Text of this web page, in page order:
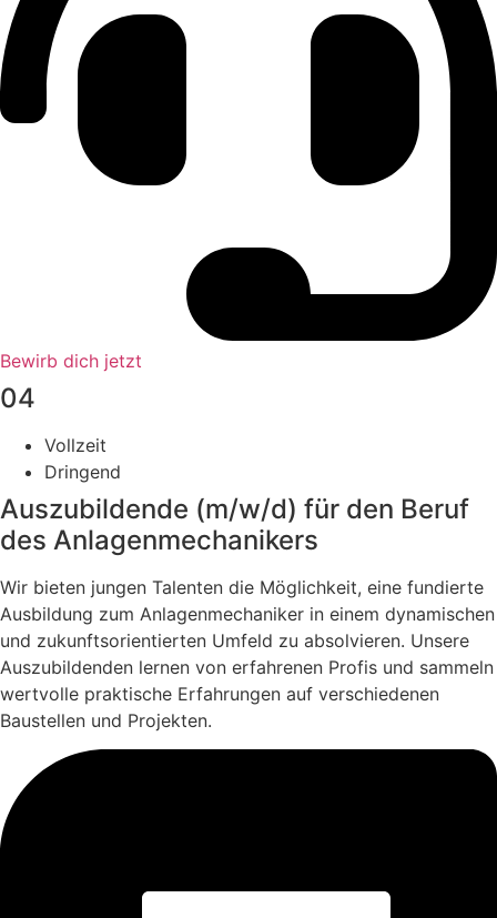
Bewirb dich jetzt
04
Vollzeit
Dringend
Auszubildende (m/w/d) für den Beruf
des Anlagenmechanikers
Wir bieten jungen Talenten die Möglichkeit, eine fundierte
Ausbildung zum Anlagenmechaniker in einem dynamischen
und zukunftsorientierten Umfeld zu absolvieren. Unsere
Auszubildenden lernen von erfahrenen Profis und sammeln
wertvolle praktische Erfahrungen auf verschiedenen
Baustellen und Projekten.